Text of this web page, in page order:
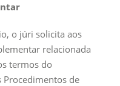
o júri solicita aos
relacionada
termos do
Procedimentos de